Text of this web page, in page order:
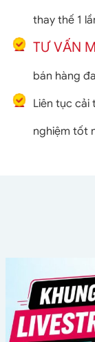
thay thế 1
TƯ VẤN
bán hàng
Liên tục cải
nghiệm tốt